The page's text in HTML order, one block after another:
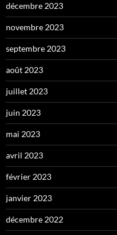
décembre 2023
novembre 2023
septembre 2023
août 2023
juillet 2023
juin 2023
mai 2023
avril 2023
février 2023
janvier 2023
décembre 2022